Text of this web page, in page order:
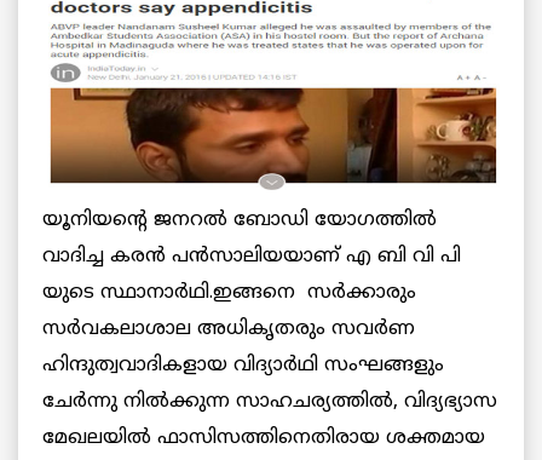
യൂനിയന്റെ ജനറൽ ബോഡി യോഗത്തിൽ
വാദിച്ച കരൻ പൻസാലിയയാണ് എ ബി വി പി
യുടെ സ്ഥാനാർഥി.ഇങ്ങനെ സർക്കാരും
സർവകലാശാല അധികൃതരും സവർണ
ഹിന്ദുത്വവാദികളായ വിദ്യാർഥി സംഘങ്ങളും
ചേർന്നു നിൽക്കുന്ന സാഹചര്യത്തിൽ, വിദ്യഭ്യാസ
മേഖലയിൽ ഫാസിസത്തിനെതിരായ ശക്തമായ